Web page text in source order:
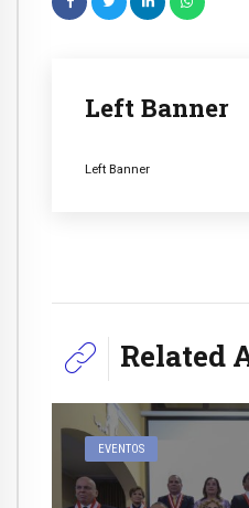
Left Banner
Left Banner
Related
EVENTOS